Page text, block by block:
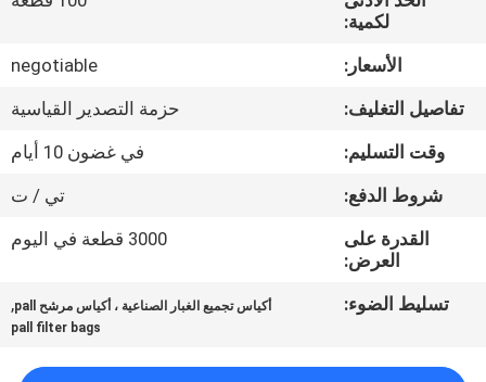
مراقبة
الجودة
اتصل
اطلب
لكمية:
الأسعار:
negotiable
تفاصيل التغليف:
حزمة التصدير القياسية
وقت التسليم:
في غضون 10 أيام
شروط الدفع:
تي / ت
القدرة على
العرض:
3000 قطعة في اليوم
تسليط الضوء: أكياس تجميع الغبار الصناعية ، أكياس مرشح pall ,
pall filter bags